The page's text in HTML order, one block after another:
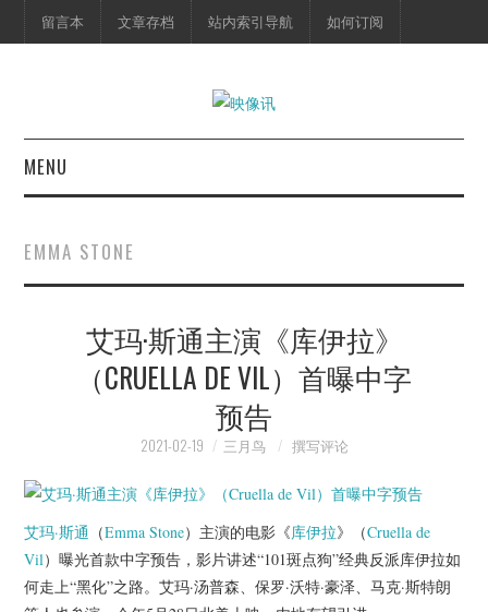
留言本 文章存档 站内索引导航 如何订阅
MENU
映像快讯
预告片
海报剧照
杂七杂八
美剧英剧
EMMA STONE
艾玛·斯通主演《库伊拉》
（CRUELLA DE VIL）首曝中字
预告
2021-02-19 三月鸟 撰写评论
艾玛·斯通 （Emma Stone）主演的电影《库伊拉》（Cruella de
Vil）曝光首款中字预告，影片讲述“101斑点狗”经典反派库伊拉如
何走上“黑化”之路。艾玛·汤普森、保罗·沃特·豪泽、马克·斯特朗